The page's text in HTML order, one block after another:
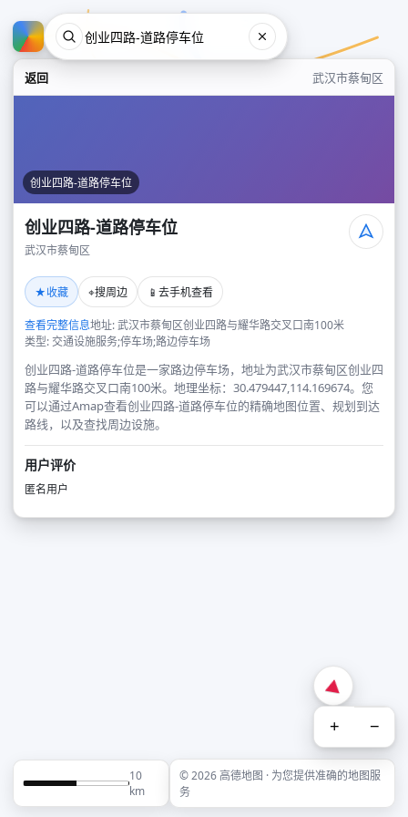
返回 武汉市蔡甸区
创业四路-道路停车位
创业四路-道路停车位
武汉市蔡甸区
★收藏 ⌖搜周边 📱 去手机查看
查看完整信息地址: 武汉市蔡甸区创业四路与耀华路交叉口南100米
类型: 交通设施服务;停车场;路边停车场
创业四路-道路停车位是一家路边停车场，地址为武汉市蔡甸区创业四
路与耀华路交叉口南100米。地理坐标：30.479447,114.169674。您
可以通过Amap查看创业四路-道路停车位的精确地图位置、规划到达
路线，以及查找周边设施。
用户评价
匿名用户
+ −
10
km
© 2026 高德地图 · 为您提供准确的地图服
务